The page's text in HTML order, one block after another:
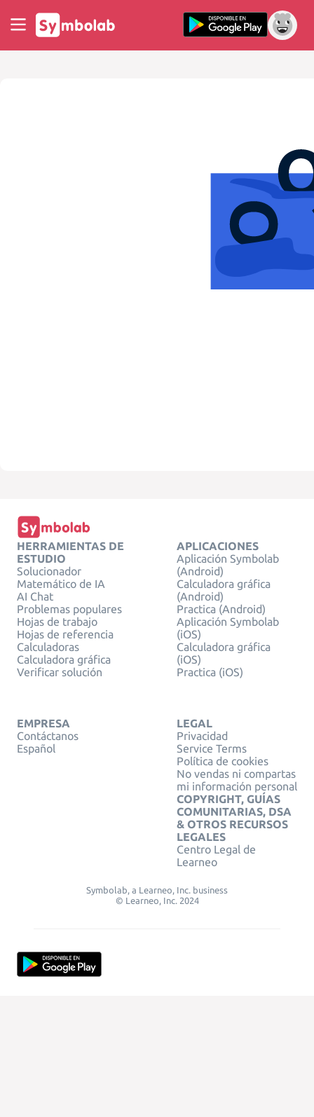
HERRAMIENTAS DE
ESTUDIO
Solucionador
Matemático de IA
AI Chat
Problemas populares
Hojas de trabajo
Hojas de referencia
Calculadoras
Calculadora gráfica
Verificar solución
APLICACIONES
Aplicación Symbolab
(Android)
Calculadora gráfica
(Android)
Practica (Android)
Aplicación Symbolab
(iOS)
Calculadora gráfica
(iOS)
Practica (iOS)
EMPRESA
Contáctanos
Español
LEGAL
Privacidad
Service Terms
Política de cookies
No vendas ni compartas
mi información personal
COPYRIGHT, GUÍAS
COMUNITARIAS, DSA
& OTROS RECURSOS
LEGALES
Centro Legal de
Learneo
Symbolab, a Learneo, Inc. business
© Learneo, Inc. 2024